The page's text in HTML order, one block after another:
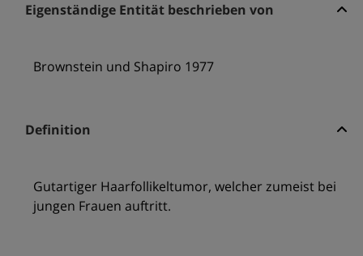
Eigenständige Entität beschrieben von
Brownstein und Shapiro 1977
Definition
Gutartiger Haarfollikeltumor, welcher zumeist bei
jungen Frauen auftritt.